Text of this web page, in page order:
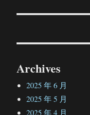
文
Archives
2025 年 6 月
2025 年 5 月
2025 年 4 月